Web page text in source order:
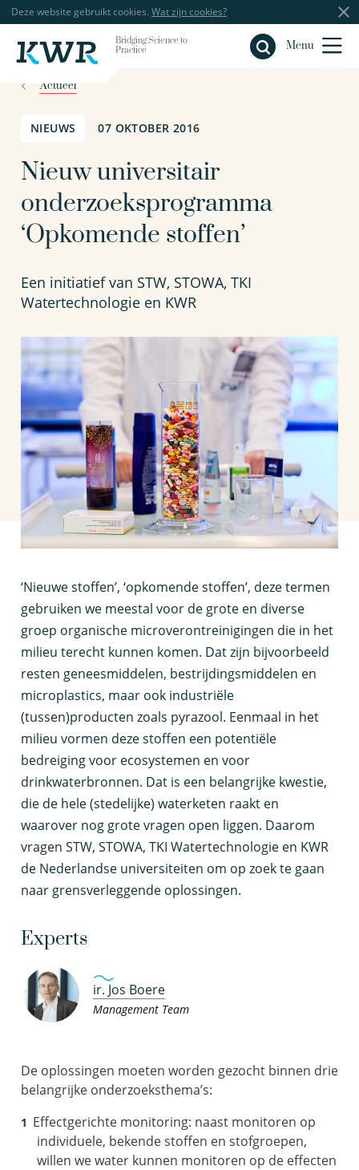
Deze website gebruikt cookies. Wat zijn cookies?
Bridging Science to
Practice
Menu
Sluiten
Actueel
NIEUWS 07 OKTOBER 2016
Nieuw universitair
onderzoeksprogramma
‘Opkomende stoffen’
Een initiatief van STW, STOWA, TKI
Watertechnologie en KWR
‘Nieuwe stoffen’, ‘opkomende stoffen’, deze termen
gebruiken we meestal voor de grote en diverse
groep organische microverontreinigingen die in het
milieu terecht kunnen komen. Dat zijn bijvoorbeeld
resten geneesmiddelen, bestrijdingsmiddelen en
microplastics, maar ook industriële
(tussen)producten zoals pyrazool. Eenmaal in het
milieu vormen deze stoffen een potentiële
bedreiging voor ecosystemen en voor
drinkwaterbronnen. Dat is een belangrijke kwestie,
die de hele (stedelijke) waterketen raakt en
waarover nog grote vragen open liggen. Daarom
vragen STW, STOWA, TKI Watertechnologie en KWR
de Nederlandse universiteiten om op zoek te gaan
naar grensverleggende oplossingen.
Experts
ir. Jos Boere
Management Team
De oplossingen moeten worden gezocht binnen drie
belangrijke onderzoeksthema’s:
Effectgerichte monitoring: naast monitoren op
individuele, bekende stoffen en stofgroepen,
willen we water kunnen monitoren op de effecten